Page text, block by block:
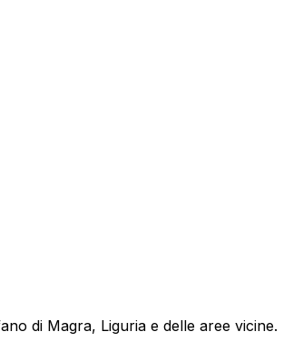
di Magra, Liguria e delle aree vicine.